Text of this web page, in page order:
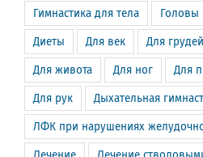
Гимнастика для тела Головы
Диеты Для век Для грудей
Для живота Для ног Для
Для рук Дыхательная
ЛФК при нарушениях